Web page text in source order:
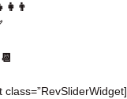
📆
[siteorigin_widget class=”RevSliderWidget”]